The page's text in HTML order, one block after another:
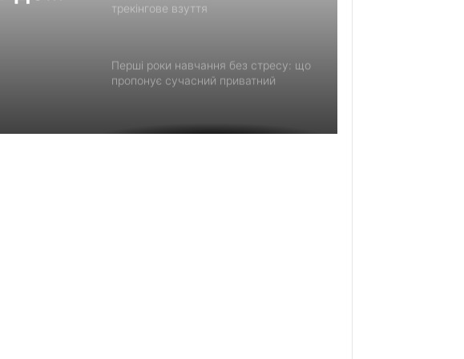
трекінгове взуття
Перші роки навчання без стресу: що
пропонує сучасний приватний
Украшения для пасхальных яиц: